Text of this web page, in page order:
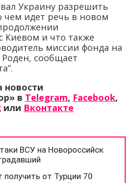
Украину разрешить
чем идет речь в новом
Киевом и что также
миссии фонда на
сообщает
новости
в Telegram, Facebook,
или Вконтакте